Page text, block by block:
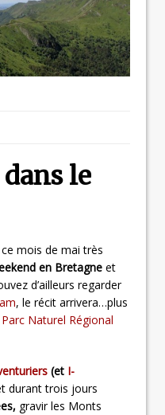
le
mois de mai très
en Bretagne et
d’ailleurs regarder
, le récit arrivera…plus
Parc Naturel Régional
(et I-
durant trois jours
gravir les Monts